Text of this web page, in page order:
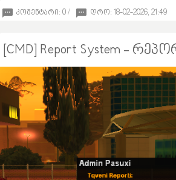
კომენტარი: 0 / დრო: 18-02-2026, 21:49
[CMD] Report System -